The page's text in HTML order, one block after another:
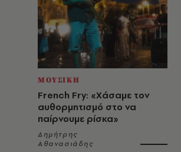
ΜΟΥΣΙΚΗ
French Fry: «Χάσαμε τον
αυθορμητισμό στο να
παίρνουμε ρίσκα»
Δημήτρης
Αθανασιάδης